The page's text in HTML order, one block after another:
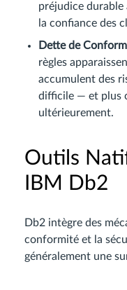
préjudice durable
la confiance des
Dette de
règles
accumulent des
difficile — et plus
ultérieurement.
Outils
IBM Db2
Db2 intègre des
conformité et la
généralement une